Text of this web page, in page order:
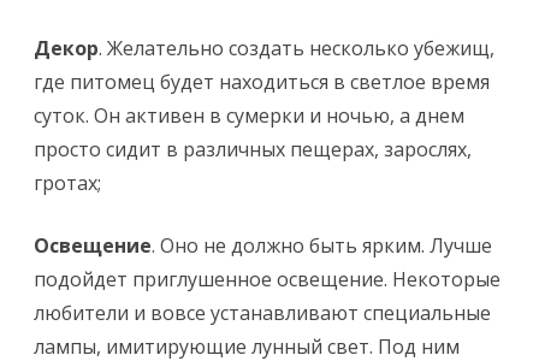
Декор. Желательно создать несколько убежищ,
где питомец будет находиться в светлое время
суток. Он активен в сумерки и ночью, а днем
просто сидит в различных пещерах, зарослях,
гротах;
Освещение. Оно не должно быть ярким. Лучше
подойдет приглушенное освещение. Некоторые
любители и вовсе устанавливают специальные
лампы, имитирующие лунный свет. Под ним